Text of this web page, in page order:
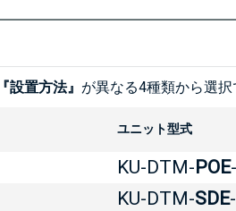
設置方法』 が異なる4種類から選択
ユニット型式
KU-DTM-POE
KU-DTM-SDE